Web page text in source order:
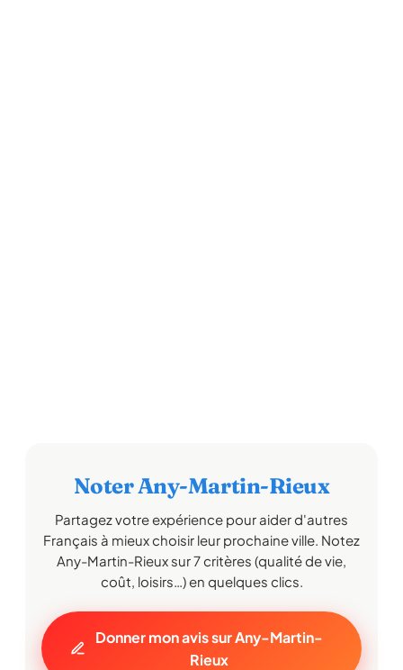
Noter Any-Martin-Rieux
Partagez votre expérience pour aider d'autres
Français à mieux choisir leur prochaine ville. Notez
Any-Martin-Rieux sur 7 critères (qualité de vie,
coût, loisirs…) en quelques clics.
Donner mon avis sur Any-Martin-
Rieux